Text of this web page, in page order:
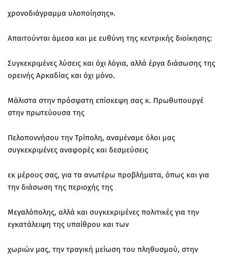
χρονοδιάγραμμα υλοποίησης».
Απαιτούνται άμεσα και με ευθύνη της κεντρικής διοίκησης:
Συγκεκριμένες λύσεις και όχι λόγια, αλλά έργα διάσωσης της
ορεινής Αρκαδίας και όχι μόνο.
Μάλιστα στην πρόσφατη επίσκεψη σας κ. Πρωθυπουργέ
στην πρωτεύουσα της
Πελοποννήσου την Τρίπολη, αναμέναμε όλοι μας
συγκεκριμένες αναφορές και δεσμεύσεις
εκ μέρους σας, για τα ανωτέρω προβλήματα, όπως και για
την διάσωση της περιοχής της
Μεγαλόπολης, αλλά και συγκεκριμένες πολιτικές για την
εγκατάλειψη της υπαίθρου και των
χωριών μας, την τραγική μείωση του πληθυσμού, στην